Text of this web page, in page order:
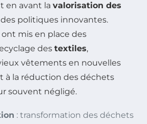
en avant la valorisation des
des politiques innovantes.
mis en place des
des textiles,
vêtements en nouvelles
à la réduction des déchets
souvent négligé.
: transformation des déchets